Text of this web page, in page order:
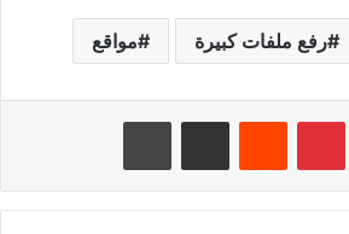
رفع ملفات كبيرة مواقع
لينكدإن بينتيريست